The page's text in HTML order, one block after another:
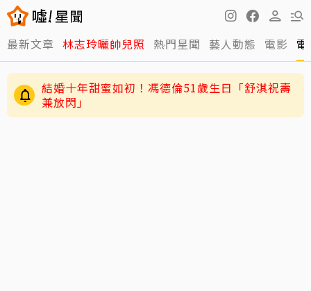
最新文章 林志玲曬帥兒照 熱門星聞 藝人動態 電影
結婚十年甜蜜如初！馮德倫51歲生日「舒淇祝壽
兼放閃」